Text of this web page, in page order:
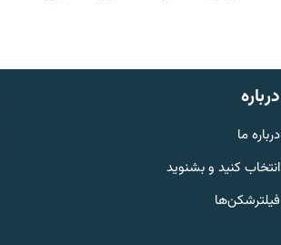
درباره
درباره ما
انتخاب کنید و بشنوید
فیلترشکن‌ها